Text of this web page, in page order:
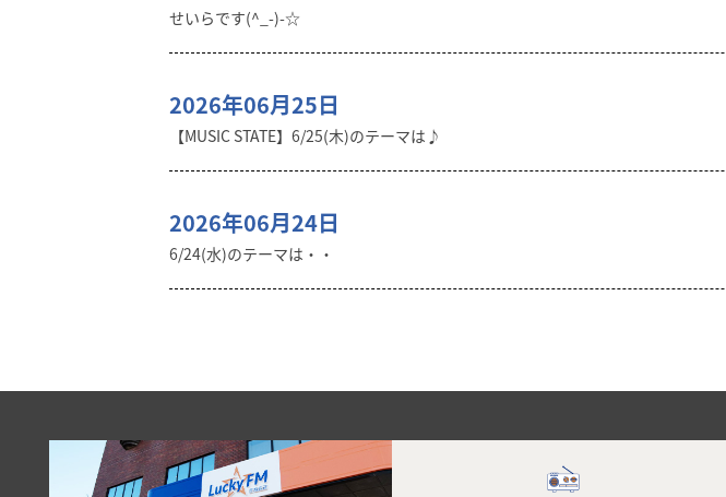
せいらです(^_-)-☆
2026年06月25日
【MUSIC STATE】6/25(木)のテーマは♪
2026年06月24日
6/24(水)のテーマは・・